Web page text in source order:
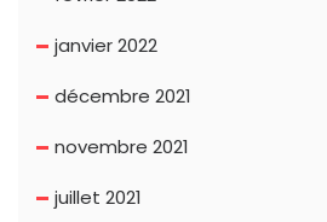
janvier 2022
décembre 2021
novembre 2021
juillet 2021